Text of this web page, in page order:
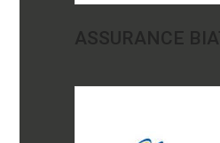
ASSURANCE BIAT